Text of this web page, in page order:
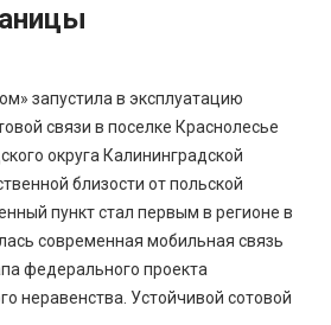
запустила в эксплуатацию
связи в поселке Краснолесье
округа Калининградской
близости от польской
пункт стал первым в регионе в
современная мобильная связь
федерального проекта
неравенства. Устойчивой сотовой